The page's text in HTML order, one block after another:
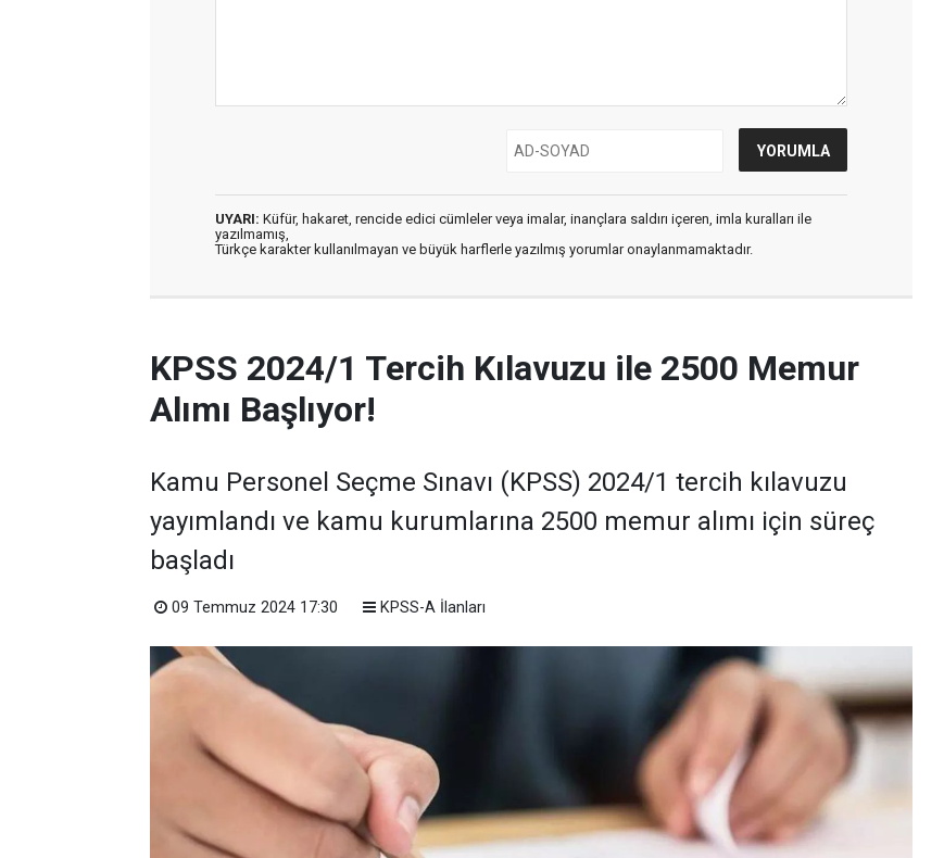
UYARI: Küfür, hakaret, rencide edici cümleler veya imalar, inançlara saldırı içeren, imla kuralları ile
yazılmamış,
Türkçe karakter kullanılmayan ve büyük harflerle yazılmış yorumlar onaylanmamaktadır.
KPSS 2024/1 Tercih Kılavuzu ile 2500 Memur
Alımı Başlıyor!
Kamu Personel Seçme Sınavı (KPSS) 2024/1 tercih kılavuzu
yayımlandı ve kamu kurumlarına 2500 memur alımı için süreç
başladı
09 Temmuz 2024 17:30 KPSS-A İlanları